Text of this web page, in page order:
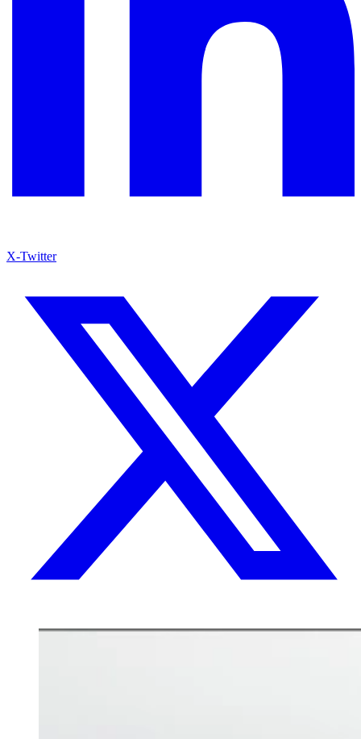
X-Twitter